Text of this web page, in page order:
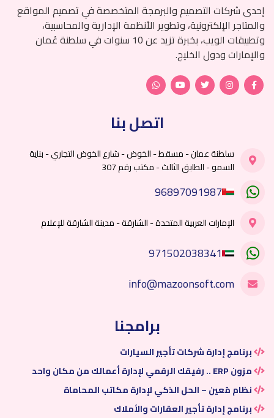
إحدى شركات التصميم والبرمجة المتخصصة في تصميم المواقع
والمتاجر الإلكترونية، وتطوير الأنظمة الإدارية والمحاسبية،
وتطبيقات الويب، بخبرة تزيد عن 10 سنوات في سلطنة عُمان
والإمارات ودول الخليج.
اتصل بنا
سلطنة عمان - مسقط - الخوض - شارع الخوض التجاري - بناية
السمو - الطابق الثالث - مكتب رقم 307
96897091987
الإمارات العربية المتحدة - الشارقة - مدينة الشارقة للإعلام
971502038341
info@mazoonsoft.com
برامجنا
برنامج إدارة شركات تأجير السيارات
مزون ERP .. رفيقك الرقمي لإدارة أعمالك من مكان واحد
نظام مُعين – الحل الذكي لإدارة مكاتب المحاماة
برنامج إدارة تأجير العقارات والأملاك